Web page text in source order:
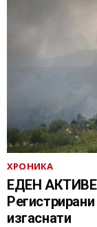
ХРОНИКА
ЕДЕН
изгаснати